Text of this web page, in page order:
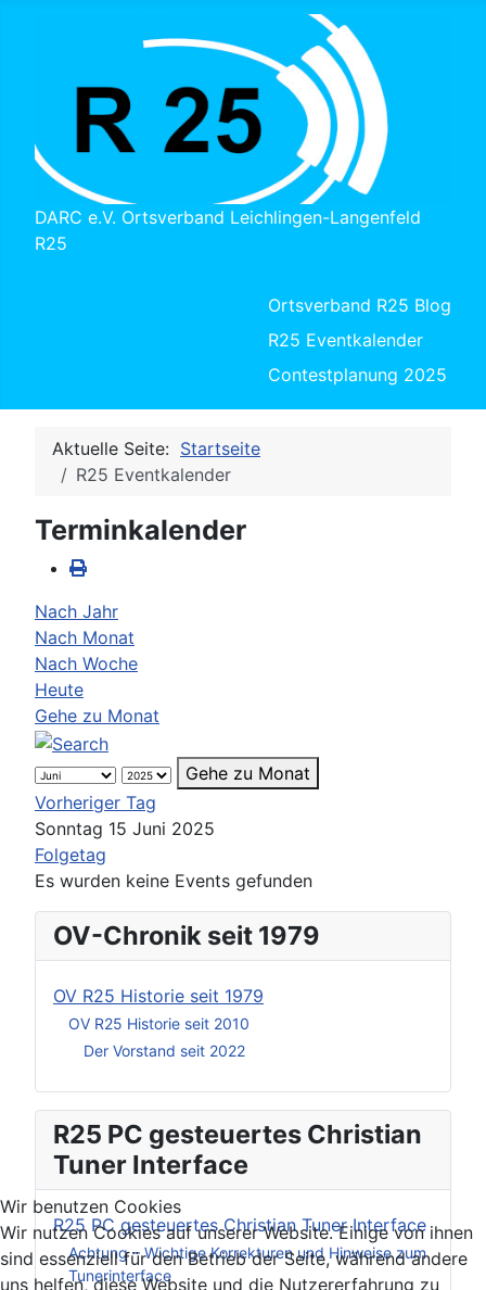
DARC e.V. Ortsverband Leichlingen-Langenfeld
R25
Ortsverband R25 Blog
R25 Eventkalender
Contestplanung 2025
OV-Chronik seit 1979
OV R25 Historie seit 1979
OV R25 Historie seit 2010
Der Vorstand seit 2022
R25 PC gesteuertes Christian
Tuner Interface
R25 PC gesteuertes Christian Tuner Interface
Achtung – Wichtige Korrekturen und Hinweise zum
Tunerinterface
Aktuelle Seite: Startseite
R25 Eventkalender
Terminkalender
Nach Jahr
Nach Monat
Nach Woche
Heute
Gehe zu Monat
Gehe zu Monat
Vorheriger Tag
Sonntag 15 Juni 2025
Folgetag
Es wurden keine Events gefunden
Wir benutzen Cookies
Wir nutzen Cookies auf unserer Website. Einige von ihnen
sind essenziell für den Betrieb der Seite, während andere
uns helfen, diese Website und die Nutzererfahrung zu